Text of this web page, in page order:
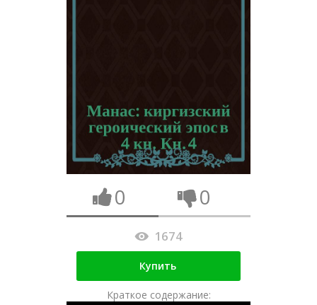
0 0
1674
Купить
Краткое содержание: